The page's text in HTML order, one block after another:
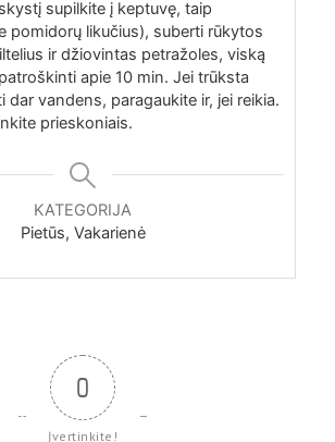
supilkite į keptuvę, taip
pomidorų likučius), suberti rūkytos
ir džiovintas petražoles, viską
apie 10 min. Jei trūksta
dar vandens, paragaukite ir, jei reikia.
prieskoniais.
KATEGORIJA
Pietūs, Vakarienė
0
Įvertinkite!